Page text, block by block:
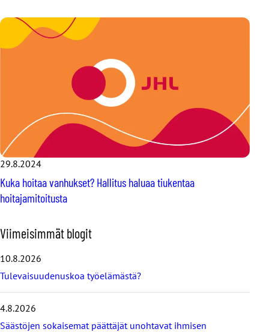
29.8.2024
Kuka hoitaa vanhukset? Hallitus haluaa tiukentaa
hoitajamitoitusta
O
h
i
t
a
v
i
m
Viimeisimmät blogit
10.8.2026
Tulevaisuudenuskoa työelämästä?
4.8.2026
Säästöjen sokaisemat päättäjät unohtavat ihmisen